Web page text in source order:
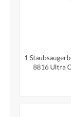
1
8816 Ultra